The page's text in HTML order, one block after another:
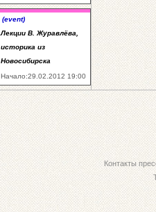
(event)
Лекции В. Журавлёва,
историка из
Новосибирска
Начало:29.02.2012 19:00
Контакты